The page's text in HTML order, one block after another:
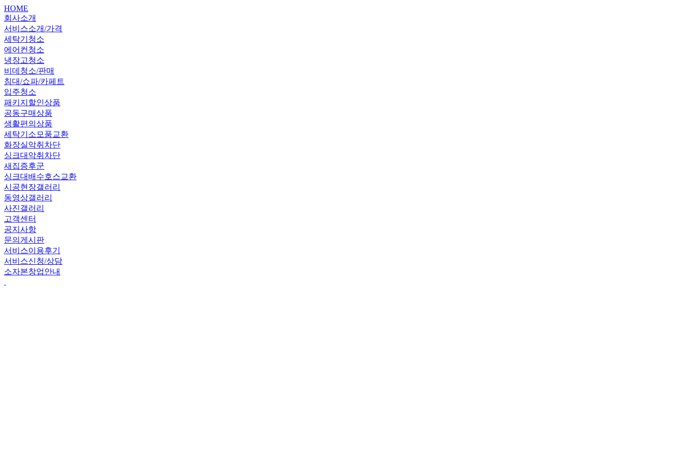
HOME
회사소개
서비스소개/가격
세탁기청소
에어컨청소
냉장고청소
비데청소/판매
침대/쇼파/카페트
입주청소
패키지할인상품
공동구매상품
생활편의상품
세탁기소모품교환
화장실악취차단
싱크대악취차단
새집증후군
싱크대배수호스교환
시공현장갤러리
동영상갤러리
사진갤러리
고객센터
공지사항
문의게시판
서비스이용후기
서비스신청/상담
소자본창업안내